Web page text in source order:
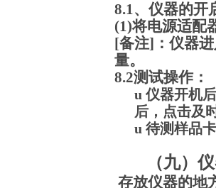
8.1、仪器的开
(1)将电源适配
[备注]：仪器
量。
8.2测试操作：
u 仪器开机
后，点击及
u 待测样品
（九）
存放仪器的地